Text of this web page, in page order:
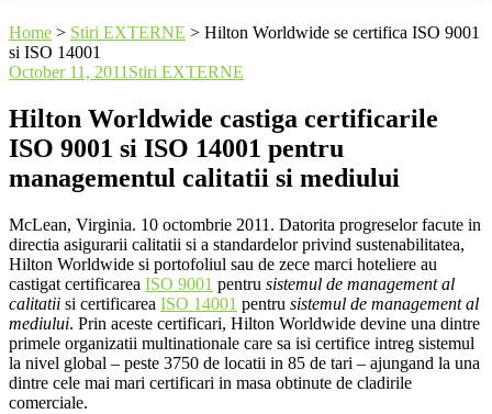
Home > Stiri EXTERNE > Hilton Worldwide se certifica ISO 9001
si ISO 14001
October 11, 2011 Stiri EXTERNE
Hilton Worldwide castiga certificarile
ISO 9001 si ISO 14001 pentru
managementul calitatii si mediului
McLean, Virginia. 10 octombrie 2011. Datorita progreselor facute in
directia asigurarii calitatii si a standardelor privind sustenabilitatea,
Hilton Worldwide si portofoliul sau de zece marci hoteliere au
castigat certificarea ISO 9001 pentru sistemul de management al
calitatii si certificarea ISO 14001 pentru sistemul de management al
mediului. Prin aceste certificari, Hilton Worldwide devine una dintre
primele organizatii multinationale care sa isi certifice intreg sistemul
la nivel global – peste 3750 de locatii in 85 de tari – ajungand la una
dintre cele mai mari certificari in masa obtinute de cladirile
comerciale.